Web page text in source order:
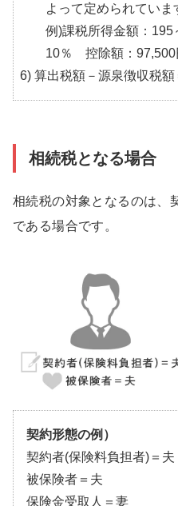
よって定められていま
例)課税所得金額：
10％ 控除額：97,500
6) 算出税額－源泉徴収税
相続税となる場合
相続税の対象となるのは、
である場合です。
契約形態の例）
契約者(保険料負担者)＝夫
被保険者＝夫
保険金受取人＝妻